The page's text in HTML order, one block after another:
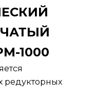
1000
редукторных